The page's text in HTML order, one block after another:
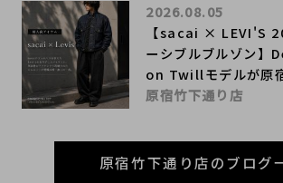
【sacai × LEVI'S
ーシブルブルゾン
on Twillモデルが原
2026.08.05
原宿竹下通り店
原宿竹下通り店のブログ